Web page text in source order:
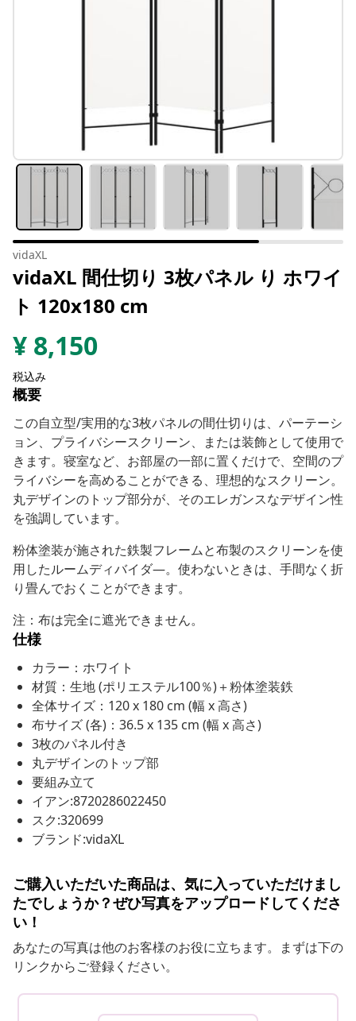
vidaXL
vidaXL 間仕切り 3枚パネル り ホワイ
ト 120x180 cm
¥ 8,150
税込み
概要
この自立型/実用的な3枚パネルの間仕切りは、パーテーシ
ョン、プライバシースクリーン、または装飾として使用で
きます。寝室など、お部屋の一部に置くだけで、空間のプ
ライバシーを高めることができる、理想的なスクリーン。
丸デザインのトップ部分が、そのエレガンスなデザイン性
を強調しています。
粉体塗装が施された鉄製フレームと布製のスクリーンを使
用したルームディバイダ―。使わないときは、手間なく折
り畳んでおくことができます。
注：布は完全に遮光できません。
仕様
カラー：ホワイト
材質：生地 (ポリエステル100％)＋粉体塗装鉄
全体サイズ：120 x 180 cm (幅 x 高さ)
布サイズ (各)：36.5 x 135 cm (幅 x 高さ)
3枚のパネル付き
丸デザインのトップ部
要組み立て
イアン:8720286022450
スク:320699
ブランド:vidaXL
ご購入いただいた商品は、気に入っていただけまし
たでしょうか？ぜひ写真をアップロードしてくださ
い！
あなたの写真は他のお客様のお役に立ちます。まずは下の
リンクからご登録ください。